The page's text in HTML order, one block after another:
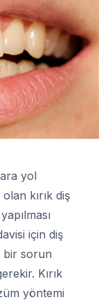
yol
kırık diş
için diş
bir sorun
Kırık
yöntemi